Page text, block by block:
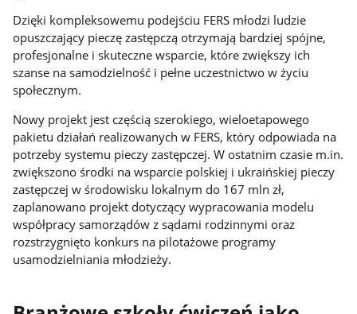
Dzięki kompleksowemu podejściu FERS młodzi ludzie
opuszczający pieczę zastępczą otrzymają bardziej spójne,
profesjonalne i skuteczne wsparcie, które zwiększy ich
szanse na samodzielność i pełne uczestnictwo w życiu
społecznym.
Nowy projekt jest częścią szerokiego, wieloetapowego
pakietu działań realizowanych w FERS, który odpowiada na
potrzeby systemu pieczy zastępczej. W ostatnim czasie m.in.
zwiększono środki na wsparcie polskiej i ukraińskiej pieczy
zastępczej w środowisku lokalnym do 167 mln zł,
zaplanowano projekt dotyczący wypracowania modelu
współpracy samorządów z sądami rodzinnymi oraz
rozstrzygnięto konkurs na pilotażowe programy
usamodzielniania młodzieży.